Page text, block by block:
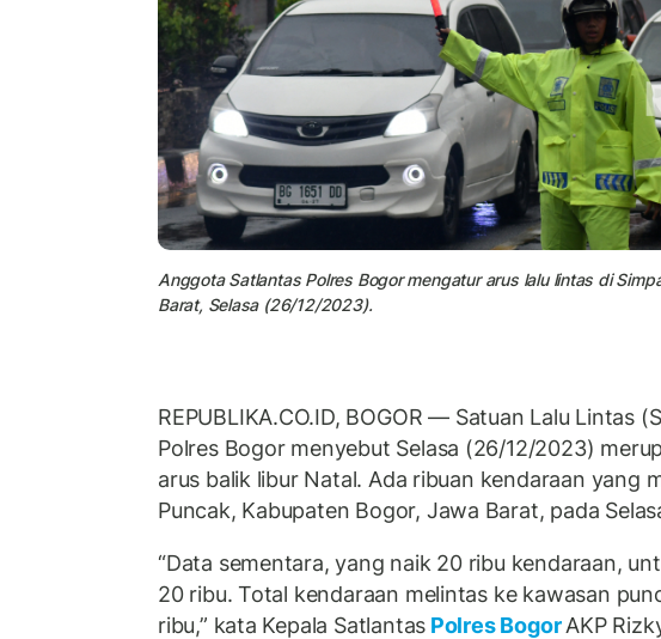
Anggota Satlantas Polres Bogor mengatur arus lalu lintas di
Barat, Selasa (26/12/2023).
REPUBLIKA.CO.ID, BOGOR — Satuan Lalu Lintas
Polres Bogor menyebut Selasa (26/12/2023)
arus balik libur Natal. Ada ribuan kendaraan yang
Puncak, Kabupaten Bogor, Jawa Barat, pada
“Data sementara, yang naik 20 ribu kendaraan,
20 ribu. Total kendaraan melintas ke kawasan
ribu,” kata Kepala Satlantas Polres BogorAKP